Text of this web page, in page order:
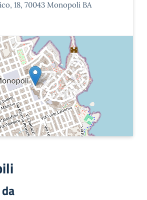
18, 70043 Monopoli BA